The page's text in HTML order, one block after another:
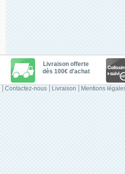
Livraison offerte
dès 100€ d'achat
Contactez-nous Livraison Mentions